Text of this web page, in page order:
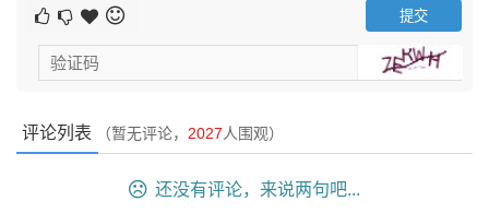
评论列表 （暂无评论， 2027人围观）
还没有评论，来说两句吧...